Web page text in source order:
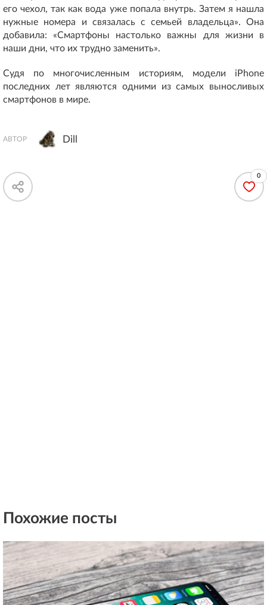
его чехол, так как вода уже попала внутрь. Затем я нашла
нужные номера и связалась с семьей владельца». Она
добавила: «Смартфоны настолько важны для жизни в
наши дни, что их трудно заменить».
Судя по многочисленным историям, модели iPhone
последних лет являются одними из самых выносливых
смартфонов в мире.
АВТОР Dill
0
Похожие посты